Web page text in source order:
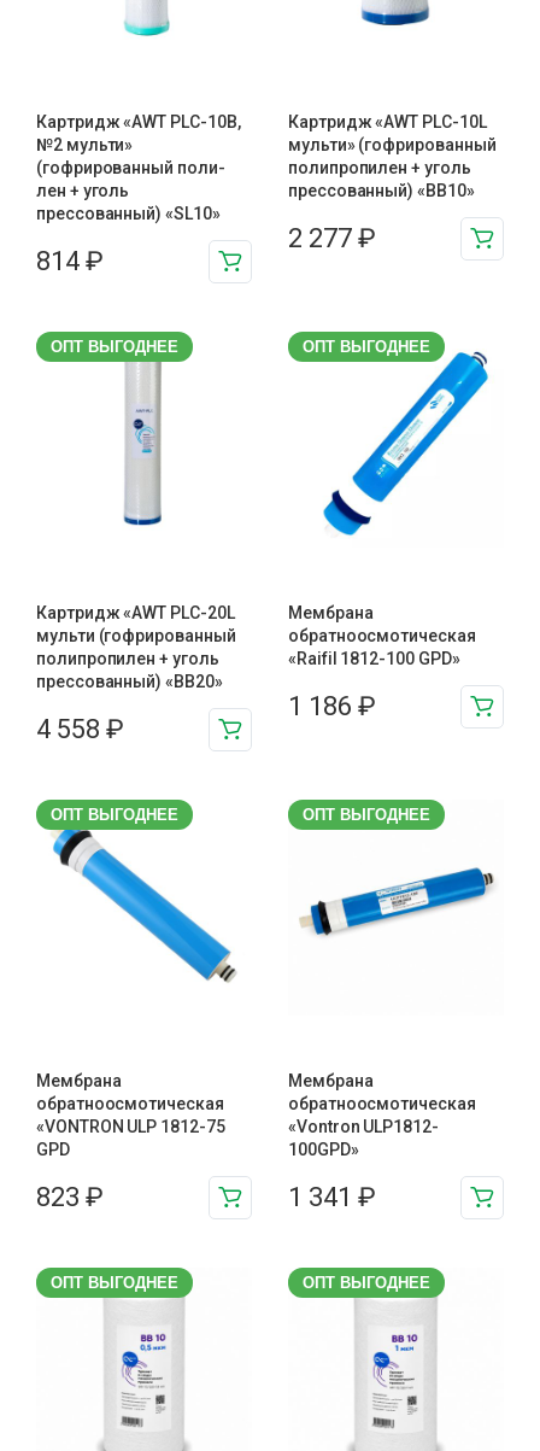
Картридж «AWT PLC-10B,
№2 мульти»
(гофрированный поли-
лен + уголь
прессованный) «SL10»
814 ₽
Картридж «AWT PLC-10L
мульти» (гофрированный
полипропилен + уголь
прессованный) «BB10»
2 277 ₽
ОПТ ВЫГОДНЕЕ
Картридж «AWT PLC-20L
мульти (гофрированный
полипропилен + уголь
прессованный) «BB20»
4 558 ₽
ОПТ ВЫГОДНЕЕ
Мембрана
обратноосмотическая
«Raifil 1812-100 GPD»
1 186 ₽
ОПТ ВЫГОДНЕЕ
Мембрана
обратноосмотическая
«VONTRON ULP 1812-75
GPD
823 ₽
ОПТ ВЫГОДНЕЕ
Мембрана
обратноосмотическая
«Vontron ULP1812-
100GPD»
1 341 ₽
ОПТ ВЫГОДНЕЕ ОПТ ВЫГОДНЕЕ